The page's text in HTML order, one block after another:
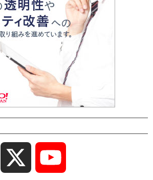
Instagram